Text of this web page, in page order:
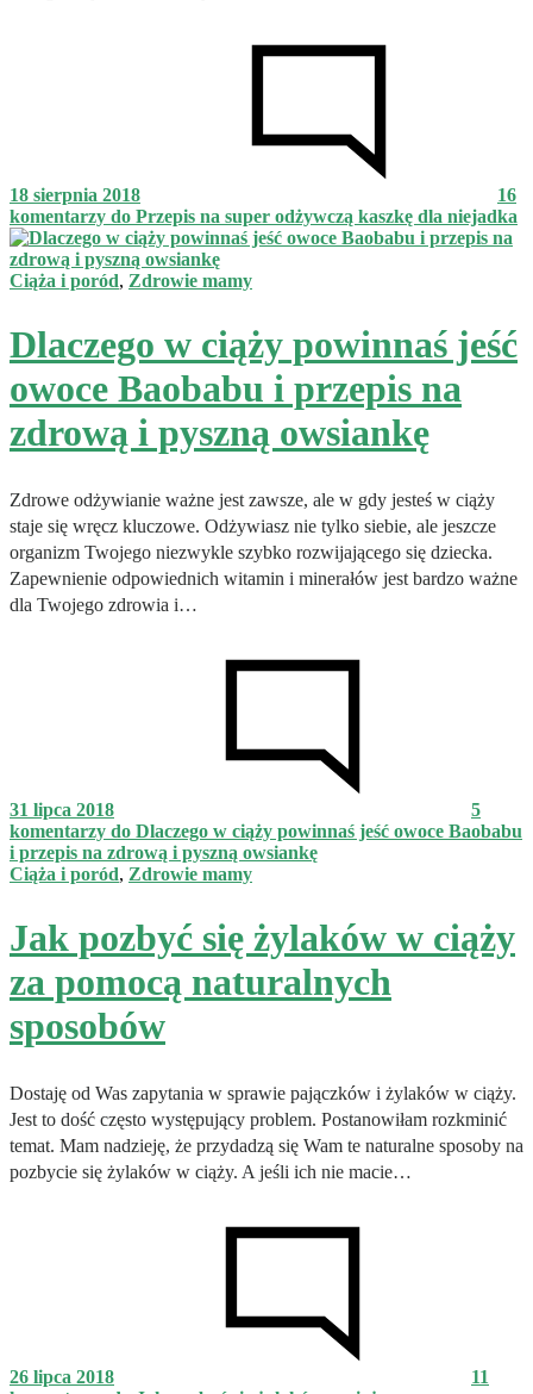
18 sierpnia 2018
16
komentarzy do Przepis na super odżywczą kaszkę dla niejadka
Ciąża i poród, Zdrowie mamy
Dlaczego w ciąży powinnaś jeść
owoce Baobabu i przepis na
zdrową i pyszną owsiankę
Zdrowe odżywianie ważne jest zawsze, ale w gdy jesteś w ciąży
staje się wręcz kluczowe. Odżywiasz nie tylko siebie, ale jeszcze
organizm Twojego niezwykle szybko rozwijającego się dziecka.
Zapewnienie odpowiednich witamin i minerałów jest bardzo ważne
dla Twojego zdrowia i…
31 lipca 2018
5
komentarzy do Dlaczego w ciąży powinnaś jeść owoce Baobabu
i przepis na zdrową i pyszną owsiankę
Ciąża i poród, Zdrowie mamy
Jak pozbyć się żylaków w ciąży
za pomocą naturalnych
sposobów
Dostaję od Was zapytania w sprawie pajączków i żylaków w ciąży.
Jest to dość często występujący problem. Postanowiłam rozkminić
temat. Mam nadzieję, że przydadzą się Wam te naturalne sposoby na
pozbycie się żylaków w ciąży. A jeśli ich nie macie…
26 lipca 2018
11